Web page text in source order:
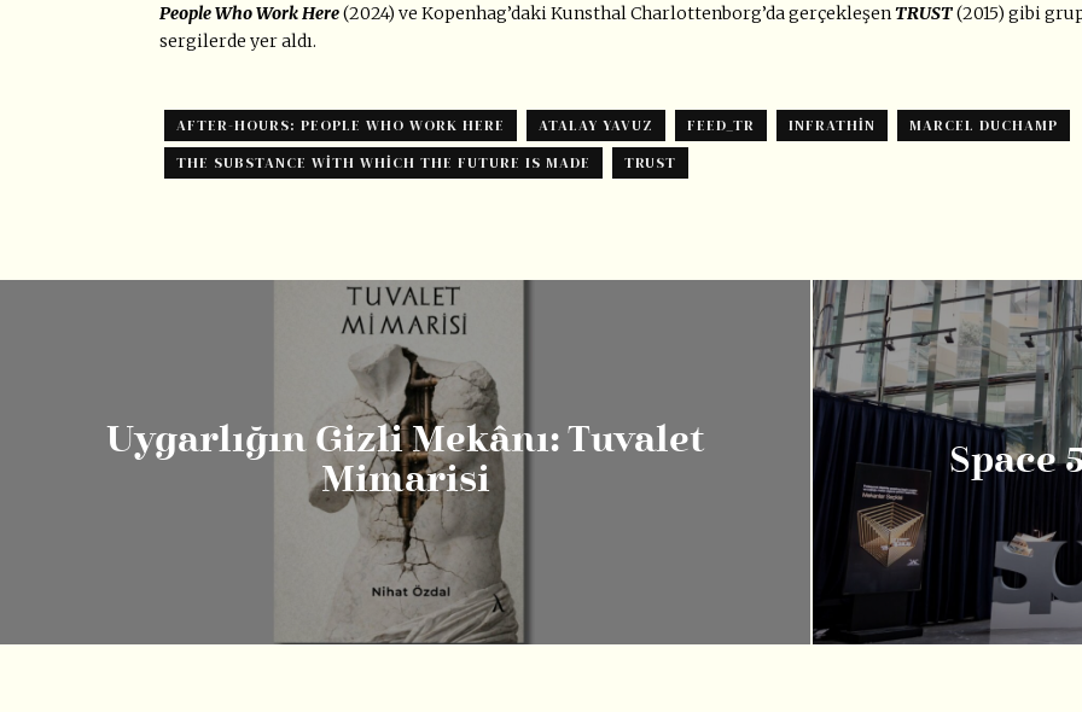
People Who Work Here(2024) ve Kopenhag’daki Kunsthal Charlottenborg’da gerçekleşenTRUST(2015) gibi
sergilerde yer aldı.
AFTER-HOURS: PEOPLE WHO WORK HERE ATALAY YAVUZ FEED_TR INFRATHIN
MARCEL DUCHAMP
THE SUBSTANCE WITH WHICH THE FUTURE IS MADE
TRUST
Uygarlığın Gizli Mekânı: Tuvalet
Mimarisi
Space